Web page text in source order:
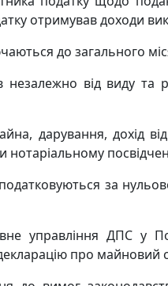
отримував доходи
до загального
незалежно від виду та
дарування, дохід
за
управління ДПС у
про майновий